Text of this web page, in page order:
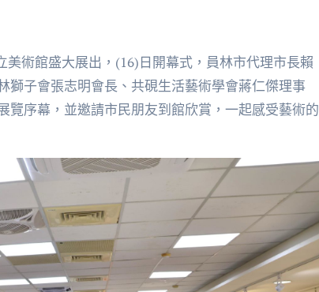
術館盛大展出，(16)日開幕式，員林市代理市長賴
獅子會張志明會長、共硯生活藝術學會蔣仁傑理事
覽序幕，並邀請市民朋友到館欣賞，一起感受藝術的